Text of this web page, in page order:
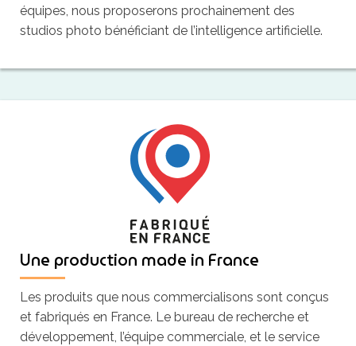
équipes, nous proposerons prochainement des
studios photo bénéficiant de l’intelligence artificielle.
Une production made in France
Les produits que nous commercialisons sont conçus
et fabriqués en France. Le bureau de recherche et
développement, l’équipe commerciale, et le service